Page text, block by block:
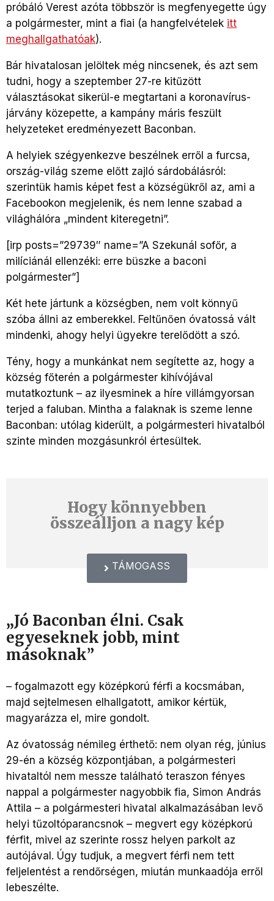
próbáló Verest azóta többször is megfenyegette úgy
a polgármester, mint a fiai (a hangfelvételek itt
meghallgathatóak).
Bár hivatalosan jelöltek még nincsenek, és azt sem
tudni, hogy a szeptember 27-re kitűzött
választásokat sikerül-e megtartani a koronavírus-
járvány közepette, a kampány máris feszült
helyzeteket eredményezett Baconban.
A helyiek szégyenkezve beszélnek erről a furcsa,
ország-világ szeme előtt zajló sárdobálásról:
szerintük hamis képet fest a községükről az, ami a
Facebookon megjelenik, és nem lenne szabad a
világhálóra „mindent kiteregetni”.
[irp posts=”29739″ name=”A Szekunál sofőr, a
milíciánál ellenzéki: erre büszke a baconi
polgármester”]
Két hete jártunk a községben, nem volt könnyű
szóba állni az emberekkel. Feltűnően óvatossá vált
mindenki, ahogy helyi ügyekre terelődött a szó.
Tény, hogy a munkánkat nem segítette az, hogy a
község főterén a polgármester kihívójával
mutatkoztunk – az ilyesminek a híre villámgyorsan
terjed a faluban. Mintha a falaknak is szeme lenne
Baconban: utólag kiderült, a polgármesteri hivatalból
szinte minden mozgásunkról értesültek.
Hogy könnyebben
összeálljon a nagy kép
TÁMOGASS
„Jó Baconban élni. Csak
egyeseknek jobb, mint
másoknak”
– fogalmazott egy középkorú férfi a kocsmában,
majd sejtelmesen elhallgatott, amikor kértük,
magyarázza el, mire gondolt.
Az óvatosság némileg érthető: nem olyan rég, június
29-én a község központjában, a polgármesteri
hivataltól nem messze található teraszon fényes
nappal a polgármester nagyobbik fia, Simon András
Attila – a polgármesteri hivatal alkalmazásában levő
helyi tűzoltóparancsnok – megvert egy középkorú
férfit, mivel az szerinte rossz helyen parkolt az
autójával. Úgy tudjuk, a megvert férfi nem tett
feljelentést a rendőrségen, miután munkaadója erről
lebeszélte.